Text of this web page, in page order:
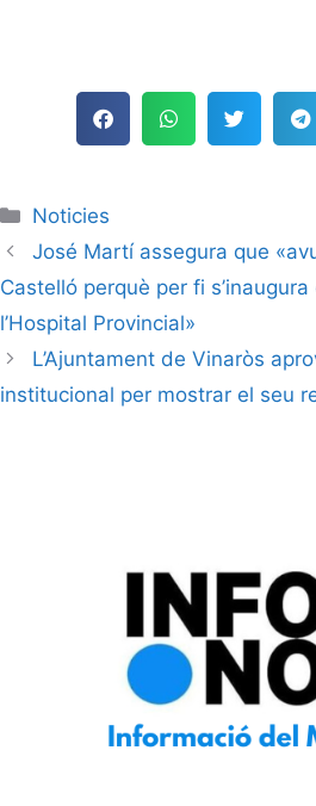
Noticies
José Martí assegura que
Castelló perquè per fi
l’Hospital Provincial»
L’Ajuntament de Vinaròs
institucional per mostrar el seu